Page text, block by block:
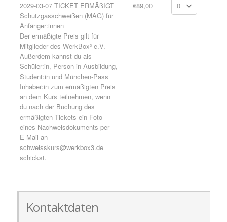
2029-03-07 TICKET ERMÄßIGT
Schutzgasschweißen (MAG) für
Anfänger:innen
Der ermäßigte Preis gilt für
Mitglieder des WerkBox³ e.V.
Außerdem kannst du als
Schüler:in, Person in Ausbildung,
Student:in und München-Pass
Inhaber:in zum ermäßigten Preis
an dem Kurs teilnehmen, wenn
du nach der Buchung des
ermäßigten Tickets ein Foto
eines Nachweisdokuments per
E-Mail an
schweisskurs@werkbox3.de
schickst.
€89,00
Kontaktdaten